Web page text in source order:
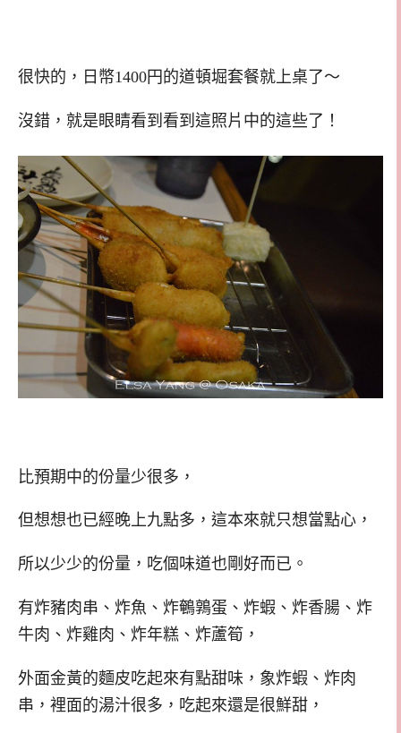
很快的，日幣1400円的道頓堀套餐就上桌了～
沒錯，就是眼睛看到看到這照片中的這些了！
比預期中的份量少很多，
但想想也已經晚上九點多，這本來就只想當點心，
所以少少的份量，吃個味道也剛好而已。
有炸豬肉串、炸魚、炸鵪鶉蛋、炸蝦、炸香腸、炸
牛肉、炸雞肉、炸年糕、炸蘆筍，
外面金黃的麵皮吃起來有點甜味，象炸蝦、炸肉
串，裡面的湯汁很多，吃起來還是很鮮甜，